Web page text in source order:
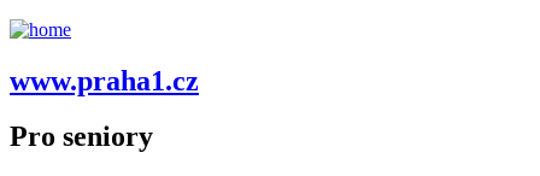
www.praha1.cz
Pro seniory